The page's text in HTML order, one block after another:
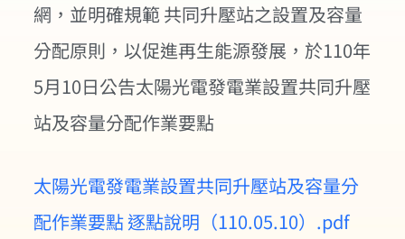
網，並明確規範 共同升壓站之設置及容量
分配原則，以促進再生能源發展，於110年
5月10日公告太陽光電發電業設置共同升壓
站及容量分配作業要點
太陽光電發電業設置共同升壓站及容量分
配作業要點 逐點說明（110.05.10）.pdf